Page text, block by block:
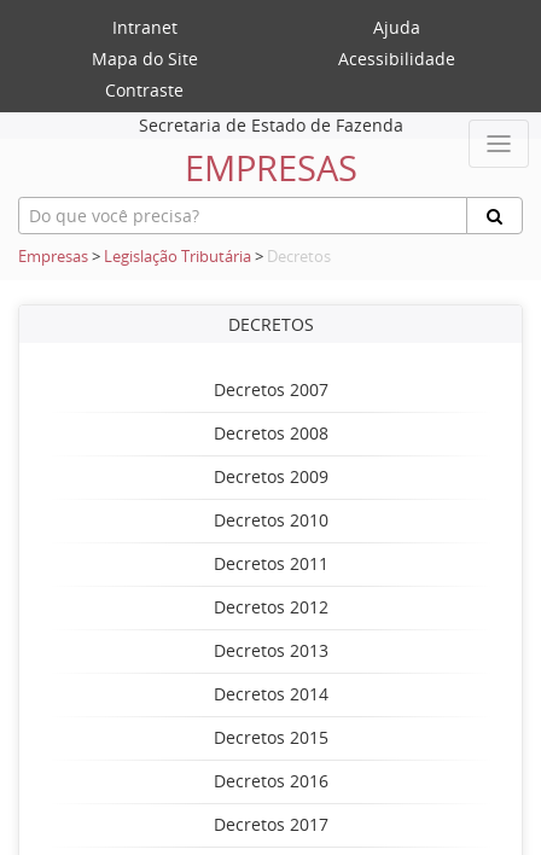
Intranet
Ajuda
Mapa do Site
Acessibilidade
Contraste
Secretaria de Estado de Fazenda
EMPRESAS
Empresas> Legislação Tributária> Decretos
DECRETOS
Decretos 2007
Decretos 2008
Decretos 2009
Decretos 2010
Decretos 2011
Decretos 2012
Decretos 2013
Decretos 2014
Decretos 2015
Decretos 2016
Decretos 2017